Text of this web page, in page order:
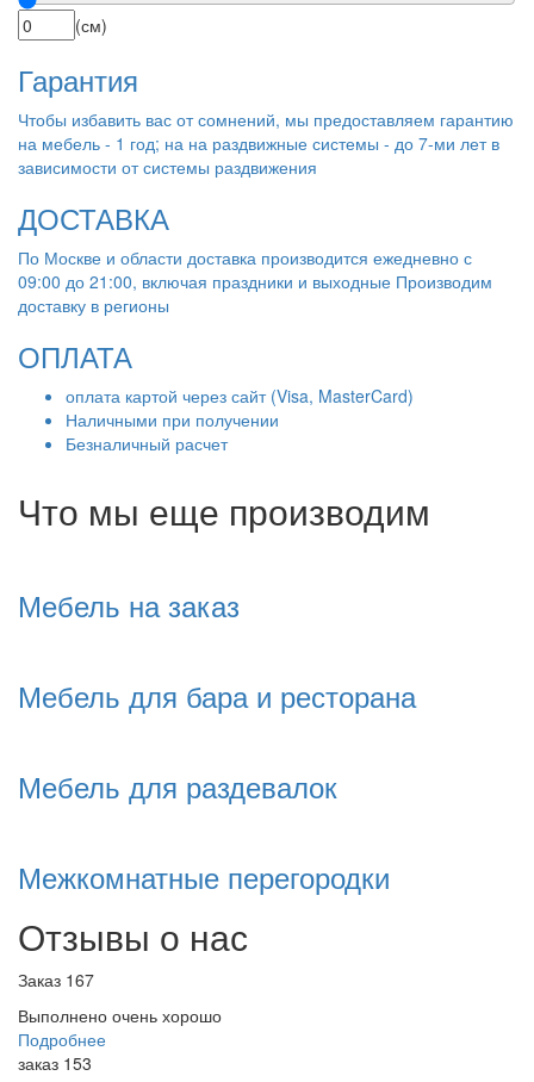
(см)
Гарантия
Чтобы избавить вас от сомнений, мы предоставляем гарантию
на мебель - 1 год; на на раздвижные системы - до 7-ми лет в
зависимости от системы раздвижения
ДОСТАВКА
По Москве и области доставка производится ежедневно с
09:00 до 21:00, включая праздники и выходные Производим
доставку в регионы
ОПЛАТА
оплата картой через сайт (Visa, MasterCard)
Наличными при получении
Безналичный расчет
Что мы еще производим
Мебель на заказ
Мебель для бара и ресторана
Мебель для раздевалок
Межкомнатные перегородки
Отзывы о нас
Заказ 167
Выполнено очень хорошо
Подробнее
заказ 153